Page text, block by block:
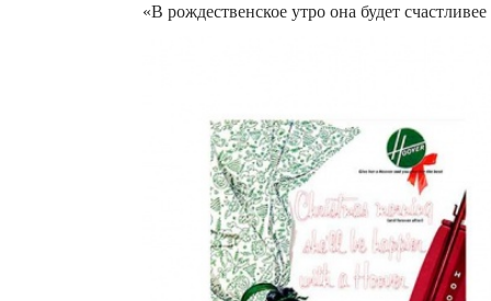
«В рождественское утро она будет